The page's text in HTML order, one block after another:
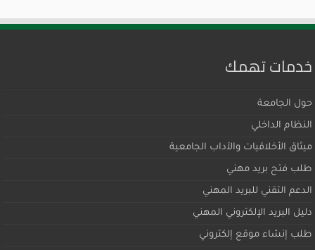
خدمات تهمك
حول الجامعة
النظام الداخلي
ميثاق اﻷخلاقيات والآداب الجامعية
طلب فتح بريد مهني
الدعم التقني للبريد المهني
دليل البريد الإلكتروني المهني
طلب إنشاء موقع إلكتروني